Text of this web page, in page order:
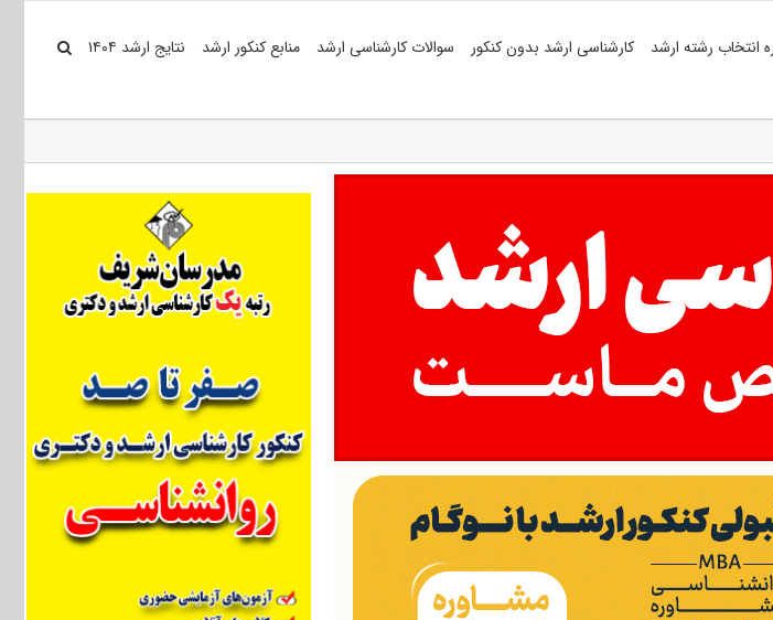
انتخاب رشته ارشد کارشناسی ارشد بدون کنکور سوالات کارشناسی ارشد منابع کنکور ارشد نتایج ارشد ۱۴۰۴